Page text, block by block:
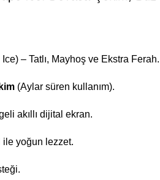
– Tatlı, Mayhoş ve Ekstra Ferah.
(Aylar süren kullanım).
akıllı dijital ekran.
yoğun lezzet.